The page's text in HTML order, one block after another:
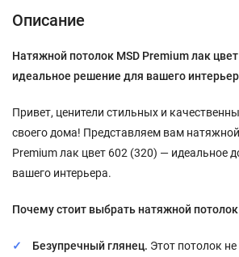
Описание
Натяжной потолок MSD Premium лак
идеальное решение для вашего
Привет, ценители стильных и
своего дома! Представляем вам
Premium лак цвет 602 (320) — идеальное
вашего интерьера.
Почему стоит выбрать натяжной
Безупречный глянец. Этот потолок